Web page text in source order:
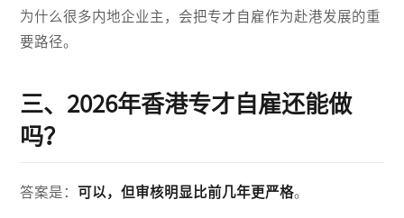
为什么很多内地企业主，会把专才自雇作为赴港发展的重
要路径。
三、2026年香港专才自雇还能做
吗？
答案是： 可以，但审核明显比前几年更严格。